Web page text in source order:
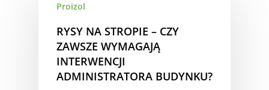
Proizol
RYSY NA STROPIE – CZY
ZAWSZE WYMAGAJĄ
INTERWENCJI
ADMINISTRATORA BUDYNKU?